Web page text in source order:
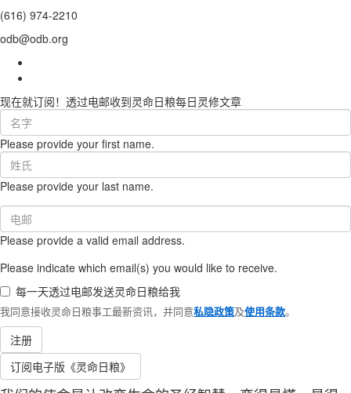
(616) 974-2210
odb@odb.org
现在就订阅！透过电邮收到灵命日粮每日灵修文章
First
Name
(required)
Please provide your first name.
Last
Name
(required)
Please provide your last name.
Email
(required)
Please provide a valid email address.
Please indicate which email(s) you would like to receive.
每一天透过电邮发送灵命日粮给我
我同意接收灵命日粮事工最新资讯，并同意私隐政策及使用条款。
注册
订阅电子版《灵命日粮》